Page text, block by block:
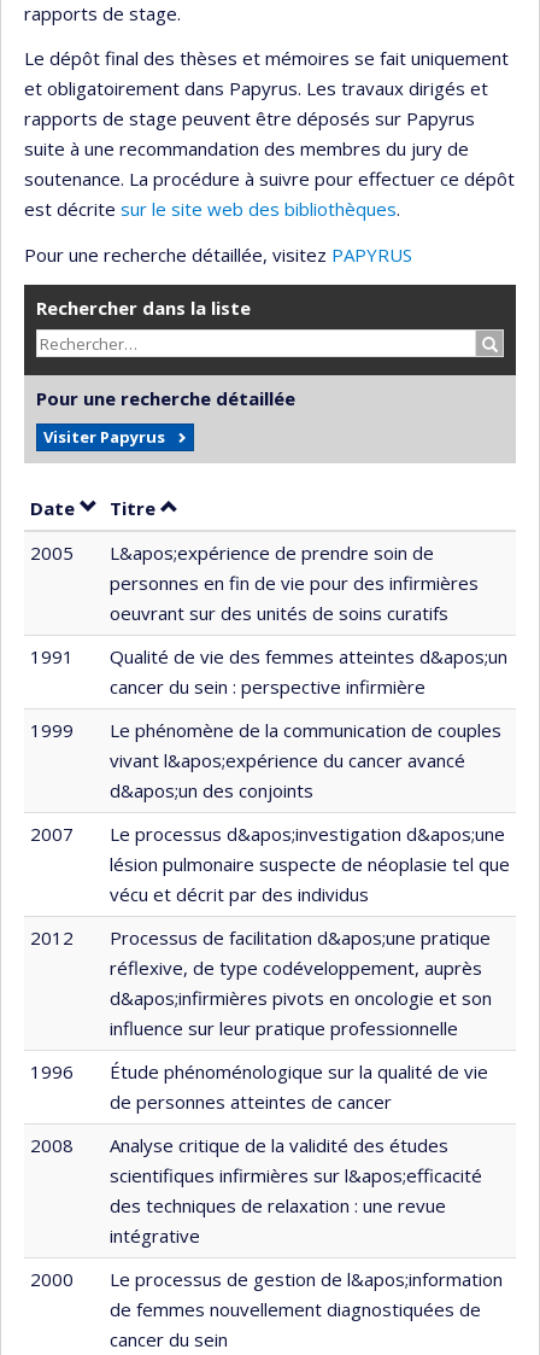
rapports de stage.
Le dépôt final des thèses et mémoires se fait uniquement
et obligatoirement dans Papyrus. Les travaux dirigés et
rapports de stage peuvent être déposés sur Papyrus
suite à une recommandation des membres du jury de
soutenance. La procédure à suivre pour effectuer ce dépôt
est décrite sur le site web des bibliothèques.
Pour une recherche détaillée, visitez PAPYRUS
Rechercher dans la liste
Pour une recherche détaillée
Visiter Papyrus
Date Trier par date en ordre croissant
Titre Trier par titre en ordre croissant
2005
L&apos;expérience de prendre soin de
personnes en fin de vie pour des infirmières
oeuvrant sur des unités de soins curatifs
1991
Qualité de vie des femmes atteintes d&apos;un
cancer du sein : perspective infirmière
1999
Le phénomène de la communication de couples
vivant l&apos;expérience du cancer avancé
d&apos;un des conjoints
2007
Le processus d&apos;investigation d&apos;une
lésion pulmonaire suspecte de néoplasie tel que
vécu et décrit par des individus
2012
Processus de facilitation d&apos;une pratique
réflexive, de type codéveloppement, auprès
d&apos;infirmières pivots en oncologie et son
influence sur leur pratique professionnelle
1996
Étude phénoménologique sur la qualité de vie
de personnes atteintes de cancer
2008
Analyse critique de la validité des études
scientifiques infirmières sur l&apos;efficacité
des techniques de relaxation : une revue
intégrative
2000
Le processus de gestion de l&apos;information
de femmes nouvellement diagnostiquées de
cancer du sein